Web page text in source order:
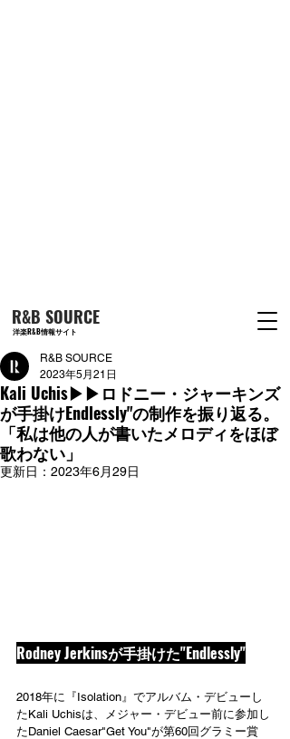
R&B SOURCE
洋楽R&B情報サイト
Kali Uchis▶︎▶︎ロドニー・ジャーキンズ
が手掛けEndlessly"の制作を振り返る。
「私は他の人が書いたメロディをほぼ
歌わない」
R&B SOURCE
2023年5月21日
更新日： 2023年6月29日
Rodney Jerkinsが手掛けた"Endlessly"
2018年に『Isolation』でアルバム・デビューし
たKali Uchisは、メジャー・デビュー前に参加し
たDaniel Caesar"Get You"が第60回グラミー賞